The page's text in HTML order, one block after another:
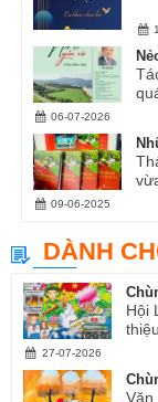
06-07-2026
09-06-2025
DÀNH
Hội
27-07-2026
Văn